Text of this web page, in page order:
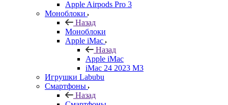
Apple Airpods Pro 3
Моноблоки
Назад
Моноблоки
Apple iMac
Назад
Apple iMac
iMac 24 2023 M3
Игрушки Labubu
Смартфоны
Назад